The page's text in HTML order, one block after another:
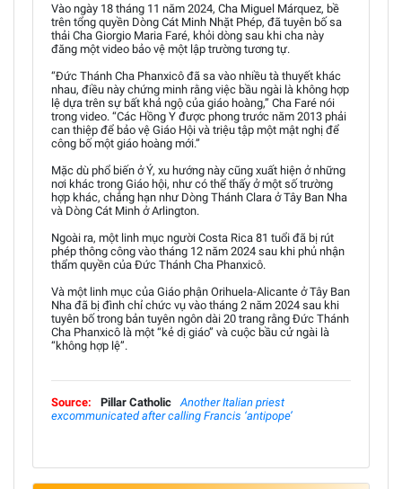
Vào ngày 18 tháng 11 năm 2024, Cha Miguel Márquez, bề
trên tổng quyền Dòng Cát Minh Nhặt Phép, đã tuyên bố sa
thải Cha Giorgio Maria Faré, khỏi dòng sau khi cha này
đăng một video bảo vệ một lập trường tương tự.
“Đức Thánh Cha Phanxicô đã sa vào nhiều tà thuyết khác
nhau, điều này chứng minh rằng việc bầu ngài là không hợp
lệ dựa trên sự bất khả ngộ của giáo hoàng,” Cha Faré nói
trong video. “Các Hồng Y được phong trước năm 2013 phải
can thiệp để bảo vệ Giáo Hội và triệu tập một mật nghị để
công bố một giáo hoàng mới.”
Mặc dù phổ biến ở Ý, xu hướng này cũng xuất hiện ở những
nơi khác trong Giáo hội, như có thể thấy ở một số trường
hợp khác, chẳng hạn như Dòng Thánh Clara ở Tây Ban Nha
và Dòng Cát Minh ở Arlington.
Ngoài ra, một linh mục người Costa Rica 81 tuổi đã bị rút
phép thông công vào tháng 12 năm 2024 sau khi phủ nhận
thẩm quyền của Đức Thánh Cha Phanxicô.
Và một linh mục của Giáo phận Orihuela-Alicante ở Tây Ban
Nha đã bị đình chỉ chức vụ vào tháng 2 năm 2024 sau khi
tuyên bố trong bản tuyên ngôn dài 20 trang rằng Đức Thánh
Cha Phanxicô là một “kẻ dị giáo” và cuộc bầu cử ngài là
“không hợp lệ”.
Source: Pillar Catholic
Another Italian priest
excommunicated after calling Francis ‘antipope’